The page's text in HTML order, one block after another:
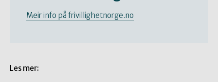
Meir info på frivillighetnorge.no
Les mer: